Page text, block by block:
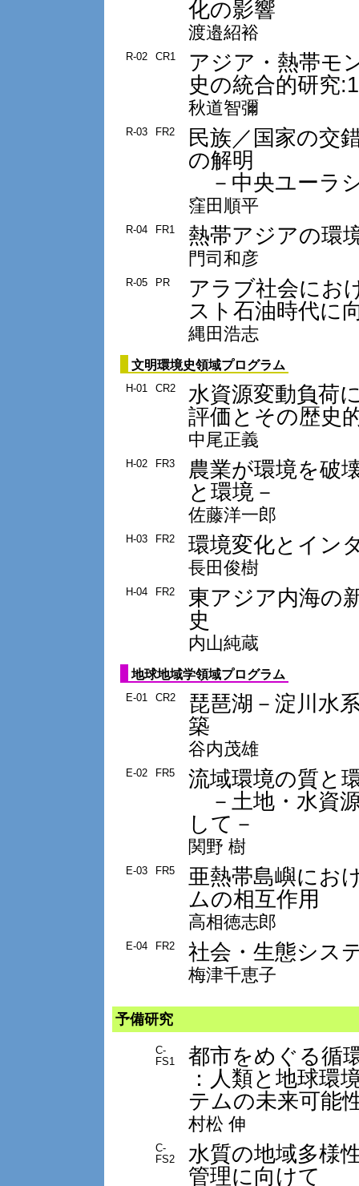
化の影響
渡邉紹裕
R-02 CR1
アジア・熱帯モ
史の統合的研究
秋道智彌
R-03 FR2
民族／国家の交
の解明
－中央ユーラ
窪田順平
R-04 FR1 熱帯アジアの環
門司和彦
R-05 PR
アラブ社会にお
スト石油時代に
縄田浩志
文明環境史領域プログラム
H-01 CR2
水資源変動負荷
評価とその歴史
中尾正義
H-02 FR3
農業が環境を破
と環境－
佐藤洋一郎
H-03 FR2 環境変化とイン
長田俊樹
H-04 FR2
東アジア内海の
史
内山純蔵
地球地域学領域プログラム
E-01 CR2
琵琶湖－淀川水
築
谷内茂雄
E-02 FR5
流域環境の質と
－土地・水資
して－
関野 樹
E-03 FR5
亜熱帯島嶼にお
ムの相互作用
高相徳志郎
E-04 FR2 社会・生態シス
梅津千恵子
予備研究
C-
FS1
都市をめぐる循
：人類と地球環
テムの未来可能
村松 伸
C-
FS2
水質の地域多様
管理に向けて